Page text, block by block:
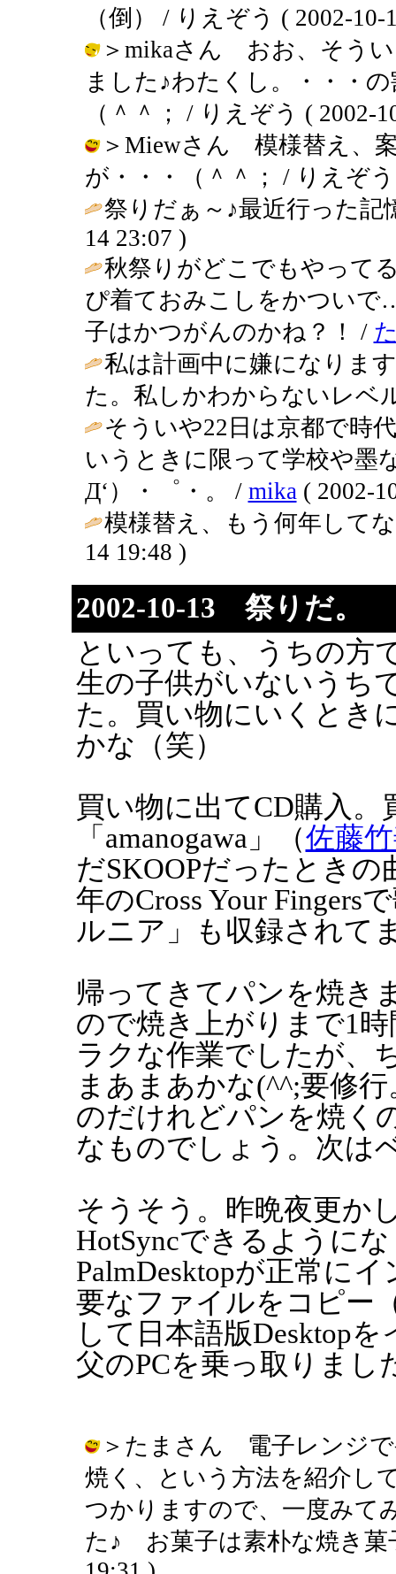
（倒） / りえぞう ( 2002-10-
＞mikaさん おお、そうい
ました♪わたくし。・・・
（＾＾； / りえぞう ( 2002-
＞Miewさん 模様替え、
が・・・（＾＾； / りえぞ
祭りだぁ～♪最近行った
14 23:07 )
秋祭りがどこでもやって
ぴ着ておみこしをかついで
子はかつがんのかね？！ /
私は計画中に嫌になりま
た。私しかわからないレベ
そういや22日は京都で時
いうときに限って学校や墨
Д‘）・゜・。 / mika ( 2002-
模様替え、もう何年して
14 19:48 )
2002-10-13 祭りだ。
といっても、うちの方
生の子供がいないうち
た。買い物にいくとき
かな（笑）
買い物に出てCD購入
「amanogawa」（佐藤
だSKOOPだったとき
年のCross Your Fingers
ルニア」も収録されて
帰ってきてパンを焼き
ので焼き上がりまで1
ラクな作業でしたが、
まあまあかな(^^;要修
のだけれどパンを焼く
なものでしょう。次は
そうそう。昨晩夜更か
HotSyncできるように
PalmDesktopが正常に
要なファイルをコピー
して日本語版Desktop
父のPCを乗っ取りまし
＞たまさん 電子レンジで
焼く、という方法を紹介し
つかりますので、一度みて
た♪ お菓子は素朴な焼き菓